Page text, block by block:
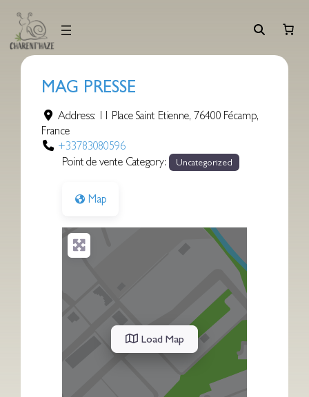
contenu
MAG PRESSE
Address: 11 Place Saint Etienne, 76400 Fécamp,
France
+33783080596
Point de vente Category:
Uncategorized
Map
Load Map